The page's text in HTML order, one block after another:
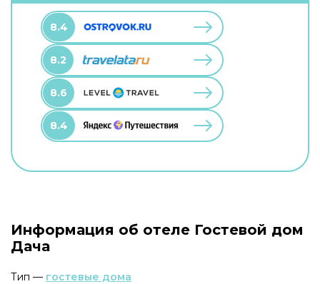
8.4
8.2
8.6
8.4
Информация об отеле Гостевой дом
Дача
Тип — гостевые дома